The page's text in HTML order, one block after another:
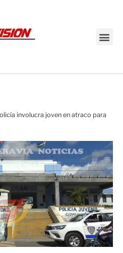
involucra joven en atraco para